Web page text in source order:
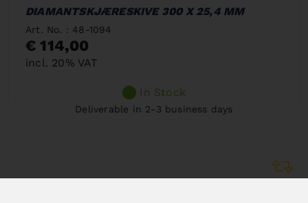
DIAMANTSKJÆRESKIVE 300 X 25,4 MM
Art. No. : 48-1094
€ 114,00
incl. 20% VAT
In Stock
Deliverable in 2-3 business days